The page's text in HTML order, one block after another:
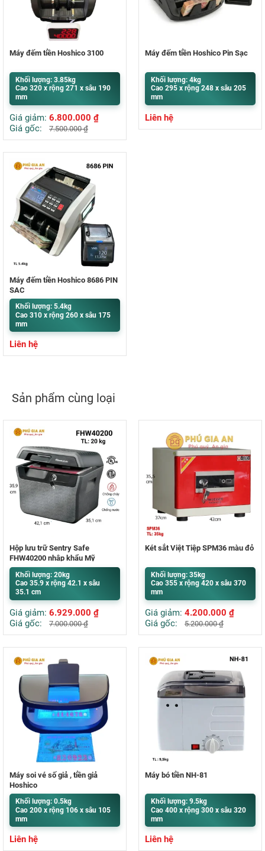
Máy đếm tiền Hoshico 3100
Khối lượng: 3.85kg
Cao 320 x rộng 271 x sâu 190
mm
Giá giảm: 6.800.000 ₫
Giá gốc:
7.500.000₫
Máy đếm tiền Hoshico Pin Sạc
Khối lượng: 4kg
Cao 295 x rộng 248 x sâu 205
mm
Liên hệ
Máy đếm tiền Hoshico 8686 PIN
SẠC
Khối lượng: 5.4kg
Cao 310 x rộng 260 x sâu 175
mm
Liên hệ
Sản phẩm cùng loại
Hộp lưu trữ Sentry Safe
FHW40200 nhập khẩu Mỹ
Khối lượng: 20kg
Cao 35.9 x rộng 42.1 x sâu
35.1 cm
Giá giảm: 6.929.000 ₫
Giá gốc:
7.000.000₫
Két sắt Việt Tiệp SPM36 màu đỏ
Khối lượng: 35kg
Cao 355 x rộng 420 x sâu 370
mm
Giá giảm: 4.200.000 ₫
Giá gốc:
5.200.000₫
Máy soi vé số giả , tiền giả
Hoshico
Khối lượng: 0.5kg
Cao 200 x rộng 106 x sâu 105
mm
Liên hệ
Máy bó tiền NH-81
Khối lượng: 9.5kg
Cao 400 x rộng 300 x sâu 320
mm
Liên hệ